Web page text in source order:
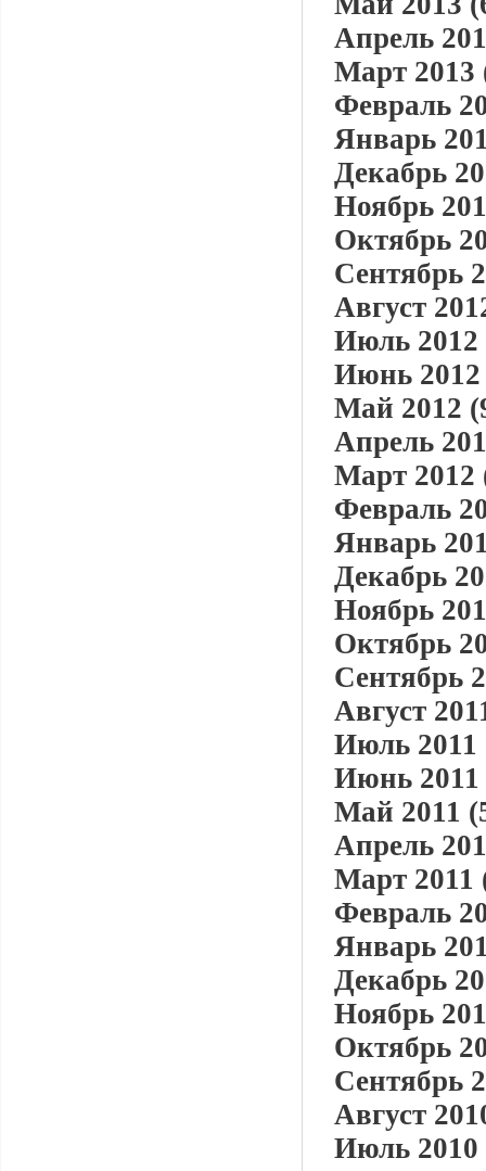
Апрель
Март 2013
Февраль
Январь
Декабрь
Ноябрь
Октябрь
Сентябрь
Август
Июль 2012
Июнь 2012
Май 2012
Апрель
Март 2012
Февраль
Январь
Декабрь
Ноябрь
Октябрь
Сентябрь
Август
Июль 2011
Июнь 2011
Май 2011
Апрель
Март 2011
Февраль
Январь
Декабрь
Ноябрь
Октябрь
Сентябрь
Август
Июль 2010